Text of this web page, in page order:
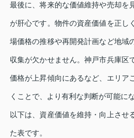
最後に、将来的な価値維持や売却を
が肝心です。物件の資産価値を正し
場価格の推移や再開発計画など地域
収集が欠かせません。神戸市兵庫区
価格が上昇傾向にあるなど、エリア
くことで、より有利な判断が可能に
以下は、資産価値を維持・向上させ
た表です。